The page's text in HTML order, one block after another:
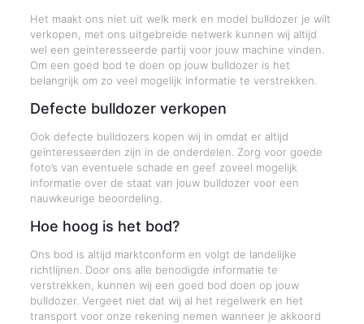
Het maakt ons niet uit welk merk en model bulldozer je wilt
verkopen, met ons uitgebreide netwerk kunnen wij altijd
wel een geïnteresseerde partij voor jouw machine vinden.
Om een goed bod te doen op jouw bulldozer is het
belangrijk om zo veel mogelijk informatie te verstrekken.
Defecte bulldozer verkopen
Ook defecte bulldozers kopen wij in omdat er altijd
geïnteresseerden zijn in de onderdelen. Zorg voor goede
foto’s van eventuele schade en geef zoveel mogelijk
informatie over de staat van jouw bulldozer voor een
nauwkeurige beoordeling.
Hoe hoog is het bod?
Ons bod is altijd marktconform en volgt de landelijke
richtlijnen. Door ons alle benodigde informatie te
verstrekken, kunnen wij een goed bod doen op jouw
bulldozer. Vergeet niet dat wij al het regelwerk en het
transport voor onze rekening nemen wanneer je akkoord